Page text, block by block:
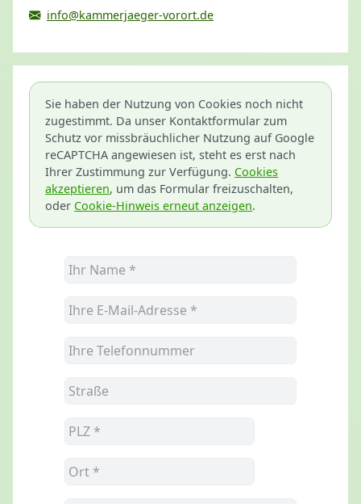
info@kammerjaeger-vorort.de
Sie haben der Nutzung von Cookies noch nicht
zugestimmt. Da unser Kontaktformular zum
Schutz vor missbräuchlicher Nutzung auf Google
reCAPTCHA angewiesen ist, steht es erst nach
Ihrer Zustimmung zur Verfügung. Cookies
akzeptieren, um das Formular freizuschalten,
oder Cookie-Hinweis erneut anzeigen.